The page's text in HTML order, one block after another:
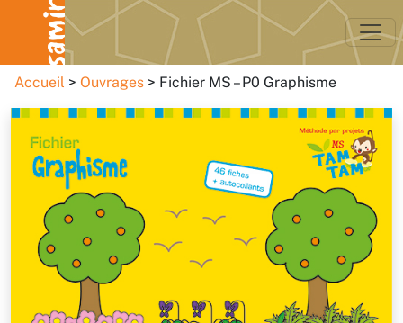
Accueil Ouvrages Fichier MS – P0 Graphisme